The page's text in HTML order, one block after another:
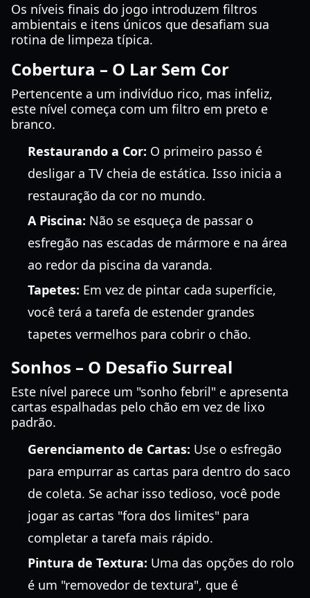
Os níveis finais do jogo introduzem filtros
ambientais e itens únicos que desafiam sua
rotina de limpeza típica.
Cobertura – O Lar Sem Cor
Pertencente a um indivíduo rico, mas infeliz,
este nível começa com um filtro em preto e
branco.
Restaurando a Cor: O primeiro passo é
desligar a TV cheia de estática. Isso inicia a
restauração da cor no mundo.
A Piscina: Não se esqueça de passar o
esfregão nas escadas de mármore e na área
ao redor da piscina da varanda.
Tapetes: Em vez de pintar cada superfície,
você terá a tarefa de estender grandes
tapetes vermelhos para cobrir o chão.
Sonhos – O Desafio Surreal
Este nível parece um "sonho febril" e apresenta
cartas espalhadas pelo chão em vez de lixo
padrão.
Gerenciamento de Cartas: Use o esfregão
para empurrar as cartas para dentro do saco
de coleta. Se achar isso tedioso, você pode
jogar as cartas "fora dos limites" para
completar a tarefa mais rápido.
Pintura de Textura: Uma das opções do rolo
é um "removedor de textura", que é